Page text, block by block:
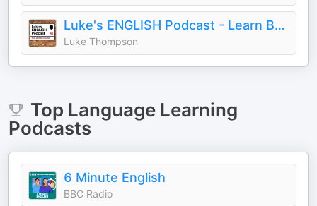
Luke's ENGLISH Podcast - Learn British English with Luke Thompson
Luke Thompson
Top Language Learning
Podcasts
6 Minute English
BBC Radio